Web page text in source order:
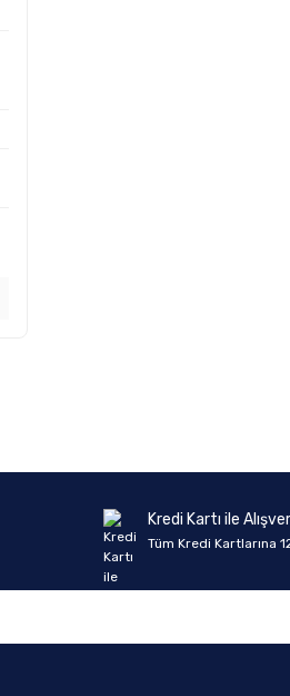
Kredi Kartı ile
Tüm Kredi Kartlarına